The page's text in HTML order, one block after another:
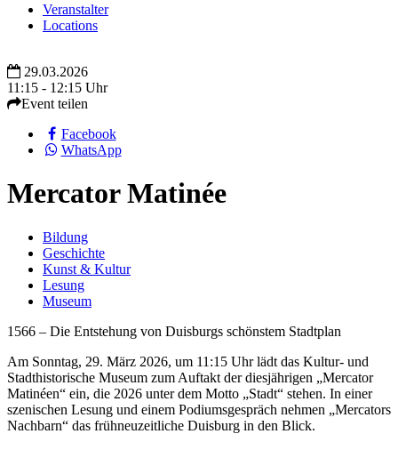
Veranstalter
Locations
29.03.2026
11:15 - 12:15 Uhr
Event teilen
Facebook
WhatsApp
Mercator Matinée
Bildung
Geschichte
Kunst & Kultur
Lesung
Museum
1566 – Die Entstehung von Duisburgs schönstem Stadtplan
Am Sonntag, 29. März 2026, um 11:15 Uhr lädt das Kultur- und
Stadthistorische Museum zum Auftakt der diesjährigen „Mercator
Matinéen“ ein, die 2026 unter dem Motto „Stadt“ stehen. In einer
szenischen Lesung und einem Podiumsgespräch nehmen „Mercators
Nachbarn“ das frühneuzeitliche Duisburg in den Blick.